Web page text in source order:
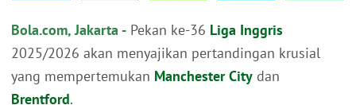
Bola.com, Jakarta - Pekan ke-36 Liga Inggris
2025/2026 akan menyajikan pertandingan krusial
yang mempertemukan Manchester City dan
Brentford.